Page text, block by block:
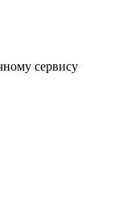
сервису